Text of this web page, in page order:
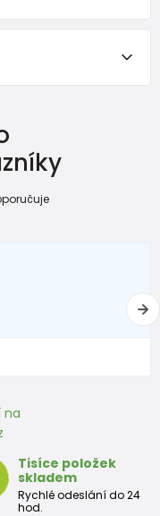
Výška (cm)
do 50
87 - 92
93 - 98
na
Tisíce položek
skladem
Rychlé odeslání do 24
hod.